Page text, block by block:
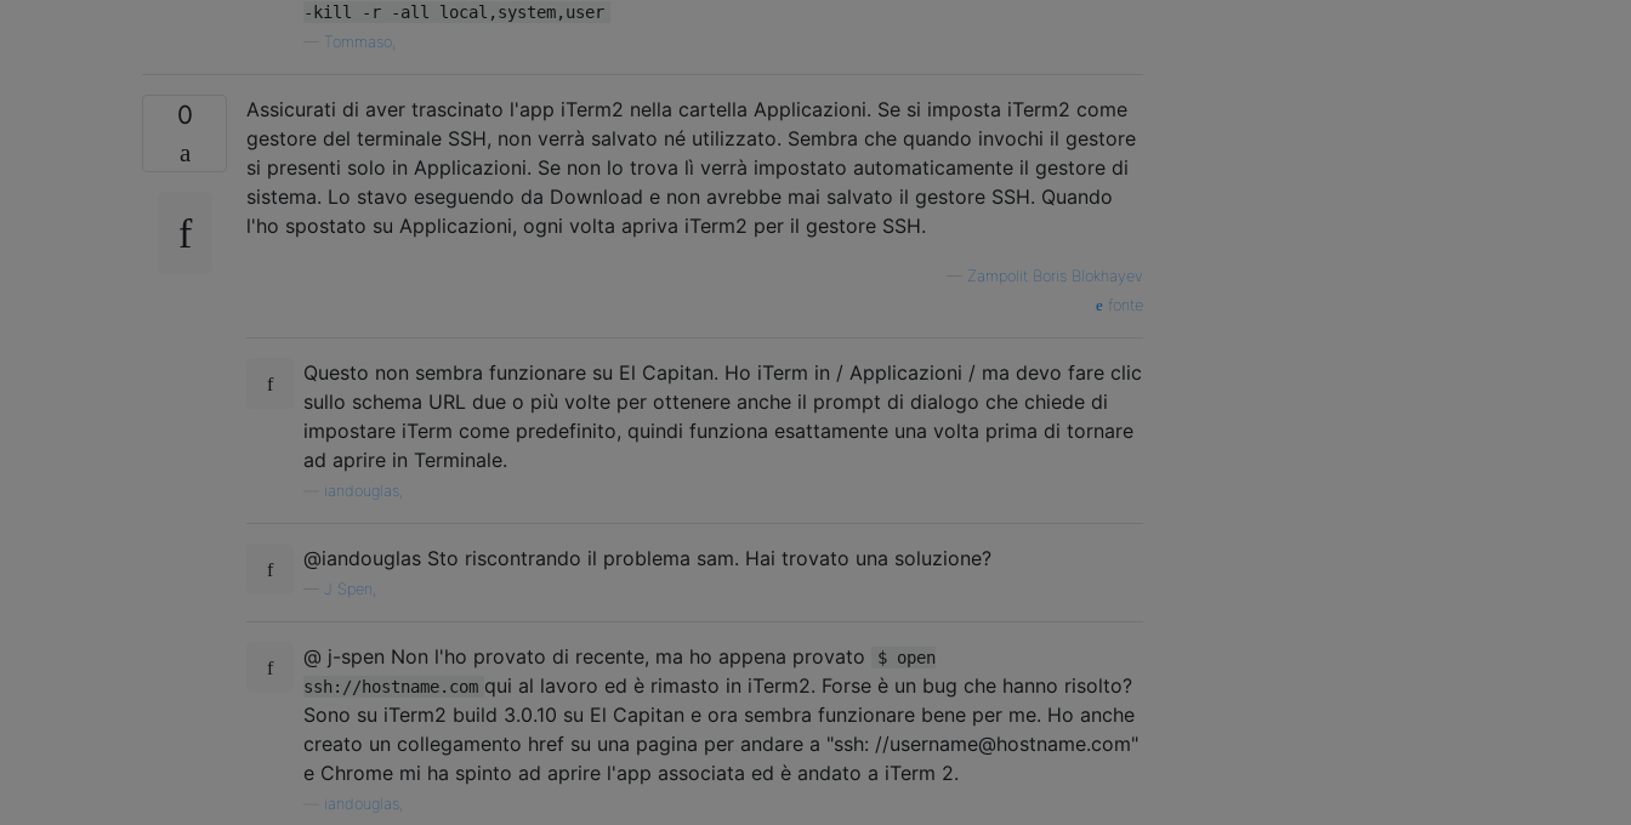
-kill -r -all local,system,user
Tommaso,
0
Assicurati di aver trascinato l'app iTerm2 nella cartella Applicazioni. Se si imposta iTerm2 come
gestore del terminale SSH, non verrà salvato né utilizzato. Sembra che quando invochi il gestore
si presenti solo in Applicazioni. Se non lo trova lì verrà impostato automaticamente il gestore di
sistema. Lo stavo eseguendo da Download e non avrebbe mai salvato il gestore SSH. Quando
l'ho spostato su Applicazioni, ogni volta apriva iTerm2 per il gestore SSH.
Zampolit Boris Blokhayev
fonte
Questo non sembra funzionare su El Capitan. Ho iTerm in / Applicazioni / ma devo fare clic
sullo schema URL due o più volte per ottenere anche il prompt di dialogo che chiede di
impostare iTerm come predefinito, quindi funziona esattamente una volta prima di tornare
ad aprire in Terminale.
iandouglas,
@iandouglas Sto riscontrando il problema sam. Hai trovato una soluzione?
J Spen,
@ j-spen Non l'ho provato di recente, ma ho appena provato
$ open
ssh://hostname.com qui al lavoro ed è rimasto in iTerm2. Forse è un bug che hanno risolto?
Sono su iTerm2 build 3.0.10 su El Capitan e ora sembra funzionare bene per me. Ho anche
creato un collegamento href su una pagina per andare a "ssh: //username@hostname.com"
e Chrome mi ha spinto ad aprire l'app associata ed è andato a iTerm 2.
iandouglas,